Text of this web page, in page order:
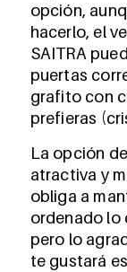
opción,
hacerlo, el
SAITRA
puertas
grafito con
prefieras
La opción
atractiva y
obliga a
ordenado lo
pero lo
te gustará